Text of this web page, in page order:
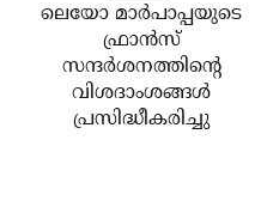
ലെയോ മാര്‍പാപ്പയുടെ
ഫ്രാന്‍സ്
സന്ദര്‍ശനത്തിന്റെ
വിശദാംശങ്ങള്‍
പ്രസിദ്ധീകരിച്ചു